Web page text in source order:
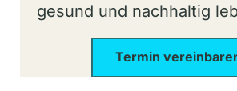
gesund und nachhaltig
Termin